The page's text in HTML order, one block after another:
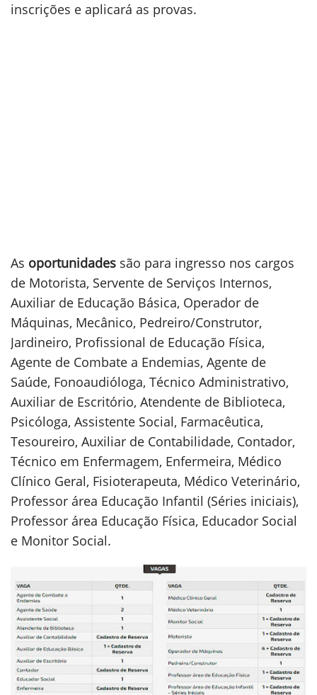
inscrições e aplicará as provas.
As oportunidades são para ingresso nos cargos
de Motorista, Servente de Serviços Internos,
Auxiliar de Educação Básica, Operador de
Máquinas, Mecânico, Pedreiro/Construtor,
Jardineiro, Profissional de Educação Física,
Agente de Combate a Endemias, Agente de
Saúde, Fonoaudióloga, Técnico Administrativo,
Auxiliar de Escritório, Atendente de Biblioteca,
Psicóloga, Assistente Social, Farmacêutica,
Tesoureiro, Auxiliar de Contabilidade, Contador,
Técnico em Enfermagem, Enfermeira, Médico
Clínico Geral, Fisioterapeuta, Médico Veterinário,
Professor área Educação Infantil (Séries iniciais),
Professor área Educação Física, Educador Social
e Monitor Social.